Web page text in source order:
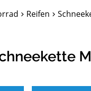
Reifen